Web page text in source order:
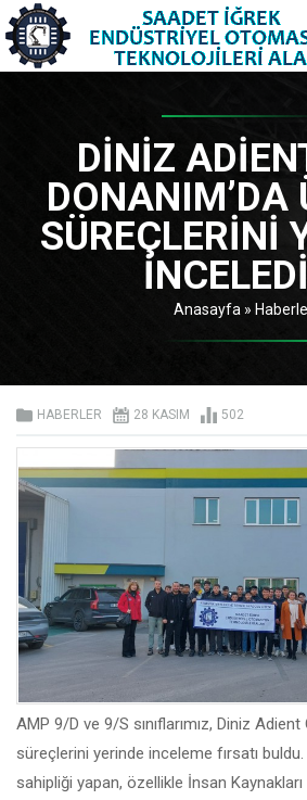
DINIZ
DONANIM’DA
SÜREÇLERINI
Anasayfa »
HABERLER 28 KASIM 502
AMP 9/D ve 9/S sınıflarımız, Diniz
süreçlerini yerinde inceleme fırsatı
sahipliği yapan, özellikle İnsan